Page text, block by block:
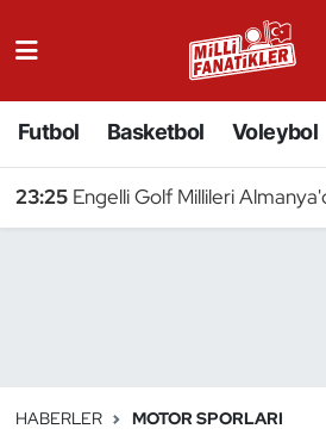
Futbol Basketbol Voleybol
23:25 Engelli Golf Millileri Almanya'da
HABERLER MOTOR SPORLARI
Badminton